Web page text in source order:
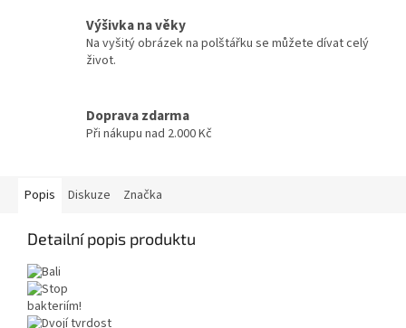
Výšivka na věky
Na vyšitý obrázek na polštářku se můžete dívat celý
život.
Doprava zdarma
Při nákupu nad 2.000 Kč
Popis Diskuze Značka
Detailní popis produktu